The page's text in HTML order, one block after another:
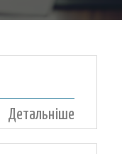
Детальніше